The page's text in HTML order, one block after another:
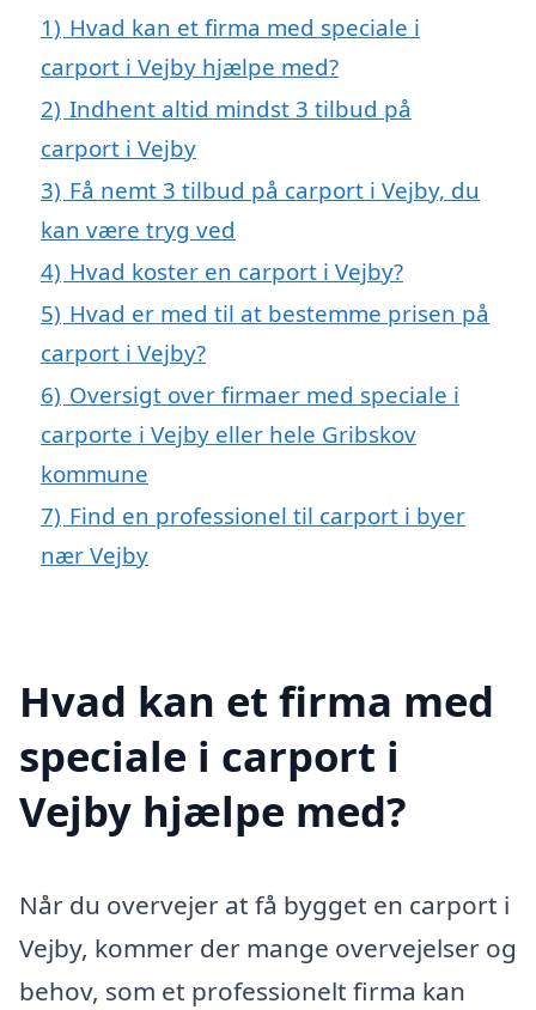
1) Hvad kan et firma med speciale i
carport i Vejby hjælpe med?
2) Indhent altid mindst 3 tilbud på
carport i Vejby
3) Få nemt 3 tilbud på carport i Vejby, du
kan være tryg ved
4) Hvad koster en carport i Vejby?
5) Hvad er med til at bestemme prisen på
carport i Vejby?
6) Oversigt over firmaer med speciale i
carporte i Vejby eller hele Gribskov
kommune
7) Find en professionel til carport i byer
nær Vejby
Hvad kan et firma med
speciale i carport i
Vejby hjælpe med?
Når du overvejer at få bygget en carport i
Vejby, kommer der mange overvejelser og
behov, som et professionelt firma kan